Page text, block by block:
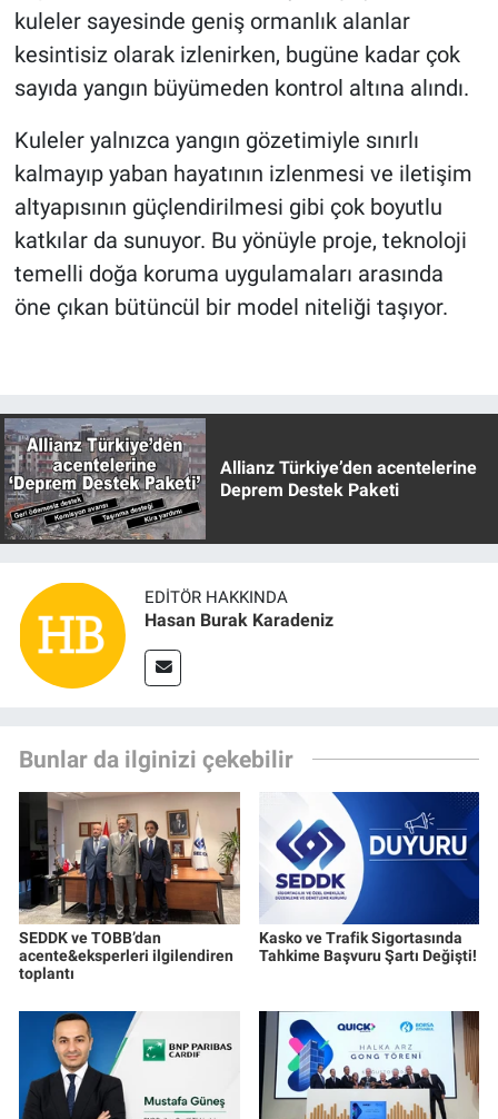
kuleler sayesinde geniş ormanlık alanlar
kesintisiz olarak izlenirken, bugüne kadar çok
sayıda yangın büyümeden kontrol altına alındı.
Kuleler yalnızca yangın gözetimiyle sınırlı
kalmayıp yaban hayatının izlenmesi ve iletişim
altyapısının güçlendirilmesi gibi çok boyutlu
katkılar da sunuyor. Bu yönüyle proje, teknoloji
temelli doğa koruma uygulamaları arasında
öne çıkan bütüncül bir model niteliği taşıyor.
Allianz Türkiye’den acentelerine
Deprem Destek Paketi
EDITÖR HAKKINDA
Hasan Burak Karadeniz
Bunlar da ilginizi çekebilir
SEDDK ve TOBB’dan
acente&eksperleri ilgilendiren
toplantı
Kasko ve Trafik Sigortasında
Tahkime Başvuru Şartı Değişti!